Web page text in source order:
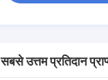
सबसे उत्तम प्रतिदान